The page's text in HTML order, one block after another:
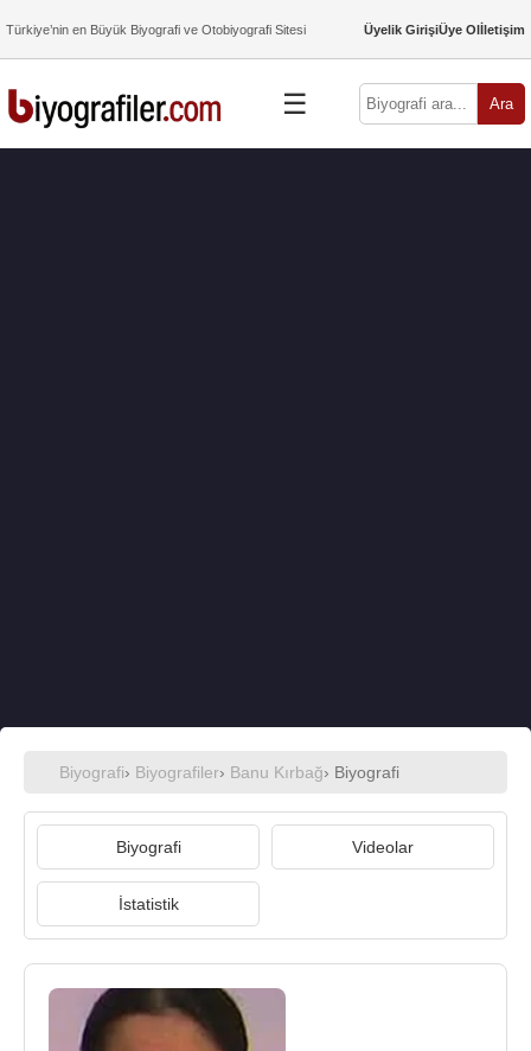
Türkiye’nin en Büyük Biyografi ve Otobiyografi Sitesi Üyelik GirişiÜye Olİletişim
☰ Ara
Biyografi› Biyografiler› Banu Kırbağ› Biyografi
Biyografi Videolar
İstatistik